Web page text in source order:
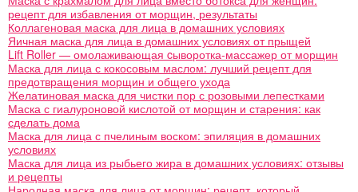
рецепт для избавления от морщин, результаты
Коллагеновая маска для лица в домашних условиях
Яичная маска для лица в домашних условиях от прыщей
Lift Roller — омолаживающая cыворотка-массажер от морщин
Маска для лица с кокосовым маслом: лучший рецепт для
предотвращения морщин и общего ухода
Желатиновая маска для чистки пор с розовыми лепестками
Маска с гиалуроновой кислотой от морщин и старения: как
сделать дома
Маска для лица с пчелиным воском: эпиляция в домашних
условиях
Маска для лица из рыбьего жира в домашних условиях: отзывы
и рецепты